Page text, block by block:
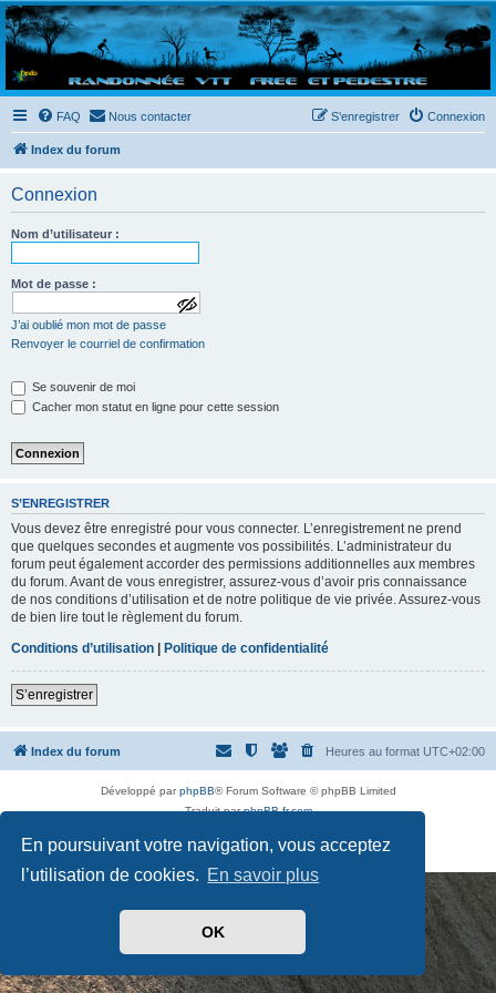
En poursuivant votre navigation, vous acceptez
l’utilisation de cookies. En savoir plus
OK
Randovttfree.fr
Bienvenue sur le site des randos vtt et pédestre de Bretagne . Bonne navigation sur le site
et bonnes randos dans l'Ouest !
FAQ Nous contacter Connexion
S’enregistrer
Index du forum
Connexion
Nom d’utilisateur :
Mot de passe :
a
f
e
d
e
p
a
s
e
J’ai oublié mon mot de passe
Renvoyer le courriel de confirmation
Se souvenir de moi
Cacher mon statut en ligne pour cette session
S’ENREGISTRER
Vous devez être enregistré pour vous connecter. L’enregistrement ne prend
que quelques secondes et augmente vos possibilités. L’administrateur du
forum peut également accorder des permissions additionnelles aux membres
du forum. Avant de vous enregistrer, assurez-vous d’avoir pris connaissance
de nos conditions d’utilisation et de notre politique de vie privée. Assurez-vous
de bien lire tout le règlement du forum.
Conditions d’utilisation | Politique de confidentialité
S’enregistrer
Index du forum Heures au format UTC+02:00
Développé parphpBB® Forum Software © phpBB Limited
Traduit parphpBB-fr.com
Confidentialité| Conditions